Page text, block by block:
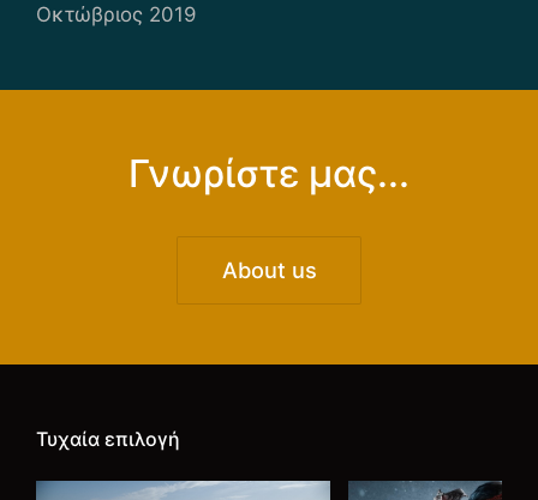
Οκτώβριος 2019
Γνωρίστε μας...
About us
Τυχαία επιλογή